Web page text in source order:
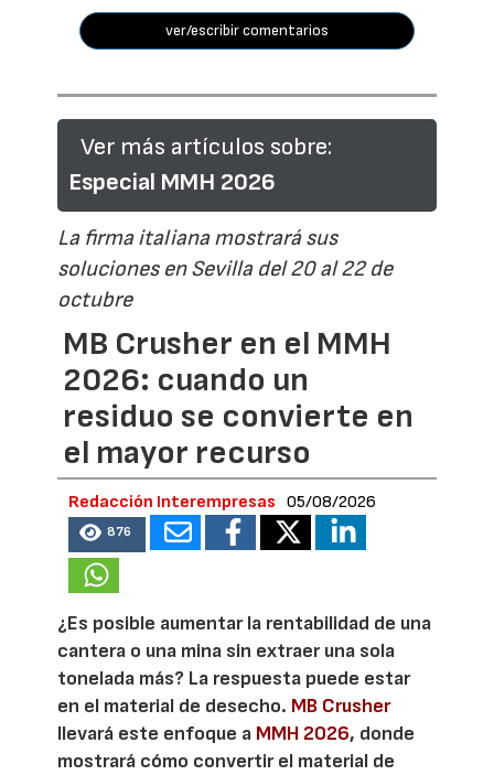
ver/escribir comentarios
Ver más artículos sobre:
Especial MMH 2026
La firma italiana mostrará sus
soluciones en Sevilla del 20 al 22 de
octubre
MB Crusher en el MMH
2026: cuando un
residuo se convierte en
el mayor recurso
Redacción Interempresas 05/08/2026
876
¿Es posible aumentar la rentabilidad de una
cantera o una mina sin extraer una sola
tonelada más? La respuesta puede estar
en el material de desecho. MB Crusher
llevará este enfoque a MMH 2026, donde
mostrará cómo convertir el material de